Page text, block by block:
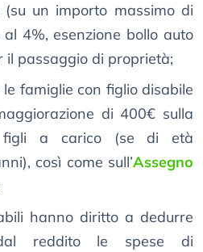
(su un importo massimo di
4%, esenzione bollo auto
il passaggio di proprietà;
le famiglie con figlio disabile
di 400€ sulla
figli a carico (se di età
così come sull’Assegno
hanno diritto a dedurre
dal reddito le spese di